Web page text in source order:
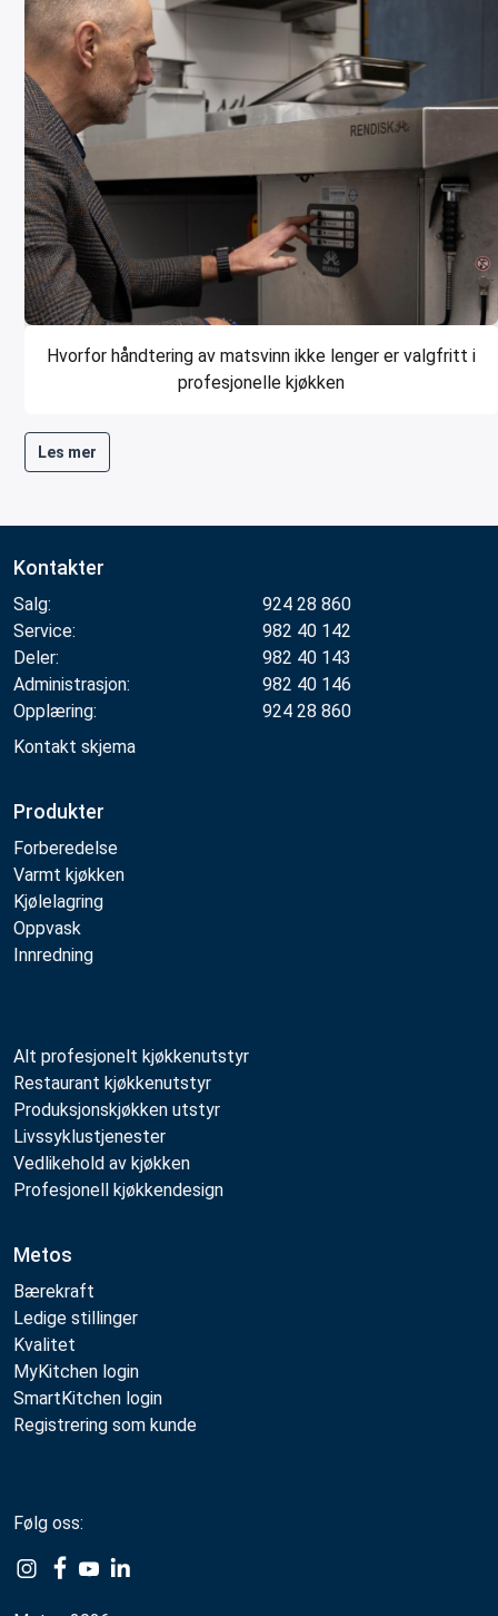
Hvorfor håndtering av matsvinn ikke lenger er valgfritt i
profesjonelle kjøkken
Les mer
Kontakter
Salg:
924 28 860
Service:
982 40 142
Deler:
982 40 143
Administrasjon:
982 40 146
Opplæring:
924 28 860
Kontakt skjema
Produkter
Forberedelse
Varmt kjøkken
Kjølelagring
Oppvask
Innredning
Alt profesjonelt kjøkkenutstyr
Restaurant kjøkkenutstyr
Produksjonskjøkken utstyr
Livssyklustjenester
Vedlikehold av kjøkken
Profesjonell kjøkkendesign
Metos
Bærekraft
Ledige stillinger
Kvalitet
MyKitchen login
SmartKitchen login
Registrering som kunde
Følg oss:
ExampleExample
ExampleExample